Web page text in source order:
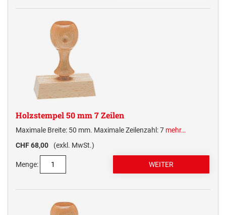
Holzstempel 50 mm 7 Zeilen
Maximale Breite: 50 mm. Maximale Zeilenzahl: 7 mehr…
CHF 68,00
(exkl. MwSt.)
Menge: